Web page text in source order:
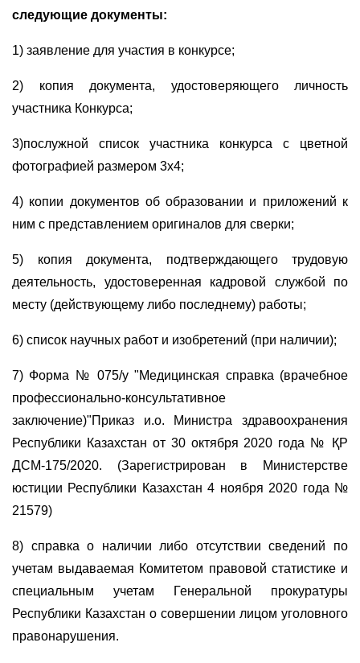
следующие документы:
1) заявление для участия в конкурсе;
2) копия документа, удостоверяющего личность
участника Конкурса;
3)послужной список участника конкурса с цветной
фотографией размером 3х4;
4) копии документов об образовании и приложений к
ним с представлением оригиналов для сверки;
5) копия документа, подтверждающего трудовую
деятельность, удостоверенная кадровой службой по
месту (действующему либо последнему) работы;
6) список научных работ и изобретений (при наличии);
7) Форма № 075/у "Медицинская справка (врачебное
профессионально-консультативное
заключение)"Приказ и.о. Министра здравоохранения
Республики Казахстан от 30 октября 2020 года № ҚР
ДСМ-175/2020. (Зарегистрирован в Министерстве
юстиции Республики Казахстан 4 ноября 2020 года №
21579)
8) справка о наличии либо отсутствии сведений по
учетам выдаваемая Комитетом правовой статистике и
специальным учетам Генеральной прокуратуры
Республики Казахстан о совершении лицом уголовного
правонарушения.